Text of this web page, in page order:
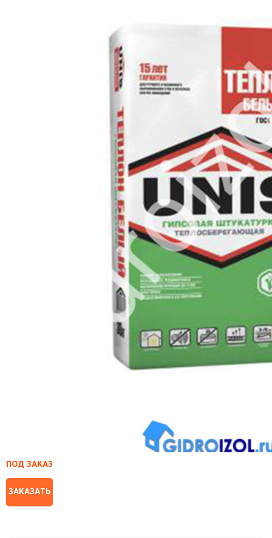
ПОД ЗАКАЗ
ЗАКАЗАТЬ